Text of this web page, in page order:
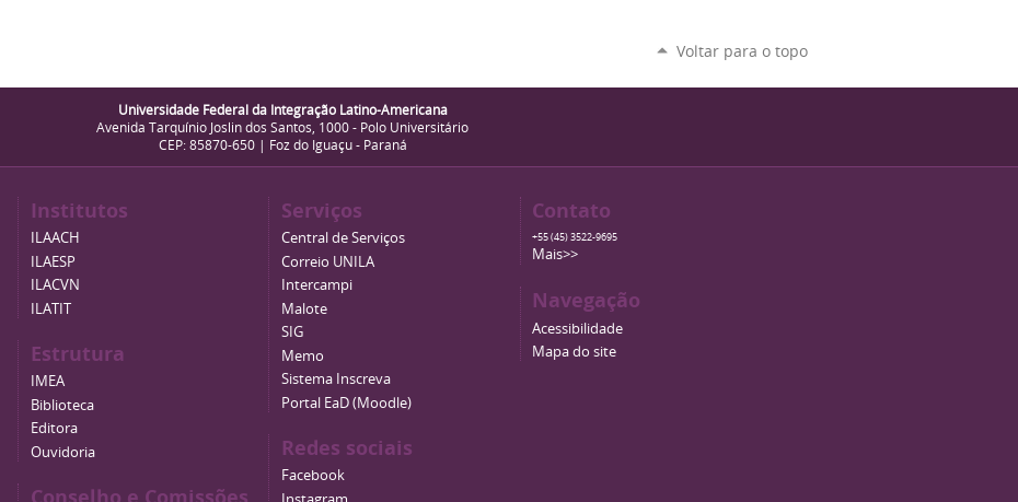
Voltar para o topo
Universidade Federal da Integração Latino-Americana
Avenida Tarquínio Joslin dos Santos, 1000 - Polo Universitário
CEP: 85870-650 | Foz do Iguaçu - Paraná
Institutos
ILAACH
ILAESP
ILACVN
ILATIT
Estrutura
IMEA
Biblioteca
Editora
Ouvidoria
Serviços
Central de Serviços
Correio UNILA
Intercampi
Malote
SIG
Memo
Sistema Inscreva
Portal EaD (Moodle)
Redes sociais
Facebook
Contato
+55 (45) 3522-9695
Mais>>
Navegação
Acessibilidade
Mapa do site